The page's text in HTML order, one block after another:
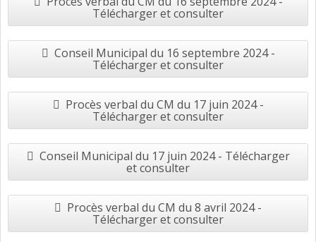
Télécharger et consulter
Conseil Municipal du 16 septembre 2024 -
Télécharger et consulter
Procès verbal du CM du 17 juin 2024 -
Télécharger et consulter
Conseil Municipal du 17 juin 2024 - Télécharger
et consulter
Procès verbal du CM du 8 avril 2024 -
Télécharger et consulter